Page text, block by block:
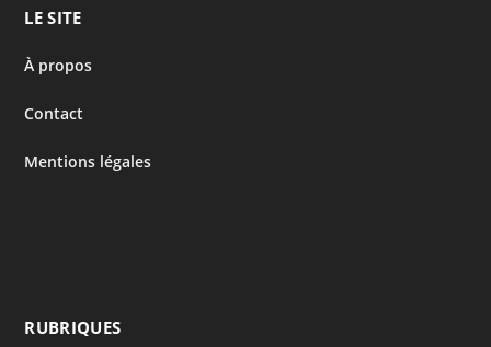
LE SITE
À propos
Contact
Mentions légales
RUBRIQUES